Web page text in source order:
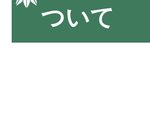
ついて